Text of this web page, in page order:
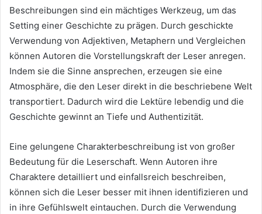
Beschreibungen sind ein mächtiges Werkzeug, um das
Setting einer Geschichte zu prägen. Durch geschickte
Verwendung von Adjektiven, Metaphern und Vergleichen
können Autoren die Vorstellungskraft der Leser anregen.
Indem sie die Sinne ansprechen, erzeugen sie eine
Atmosphäre, die den Leser direkt in die beschriebene Welt
transportiert. Dadurch wird die Lektüre lebendig und die
Geschichte gewinnt an Tiefe und Authentizität.
Eine gelungene Charakterbeschreibung ist von großer
Bedeutung für die Leserschaft. Wenn Autoren ihre
Charaktere detailliert und einfallsreich beschreiben,
können sich die Leser besser mit ihnen identifizieren und
in ihre Gefühlswelt eintauchen. Durch die Verwendung